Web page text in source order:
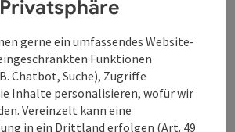
Person
5 Personen
- 04.08.2028)
anzeigen
Privatsphäre
gerne ein umfassendes Website-
Funktionen
Chatbot, Suche), Zugriffe
Inhalte personalisieren, wofür wir
Vereinzelt kann eine
in ein Drittland erfolgen (Art. 49